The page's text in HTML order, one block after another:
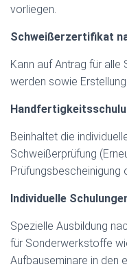
vorliegen.
Schweißerzertifikat
Kann auf Antrag für
werden sowie
Beinhaltet die
Schweißerprüfung
Prüfungsbescheinigung
Individuelle
Spezielle Ausbildung
für Sonderwerkstoffe
Aufbauseminare in den